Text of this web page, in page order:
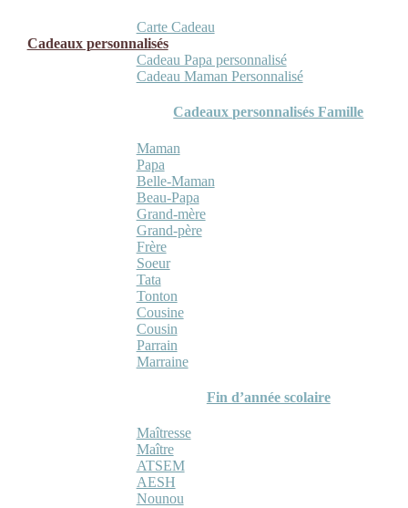
Carte Cadeau
Cadeaux personnalisés
Cadeau Papa personnalisé
Cadeau Maman Personnalisé
Cadeaux personnalisés Famille
Maman
Papa
Belle-Maman
Beau-Papa
Grand-mère
Grand-père
Frère
Soeur
Tata
Tonton
Cousine
Cousin
Parrain
Marraine
Fin d’année scolaire
Maîtresse
Maître
ATSEM
AESH
Nounou